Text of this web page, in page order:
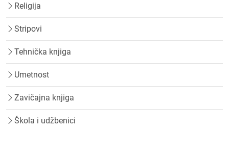
Religija
Stripovi
Tehnička knjiga
Umetnost
Zavičajna knjiga
Škola i udžbenici